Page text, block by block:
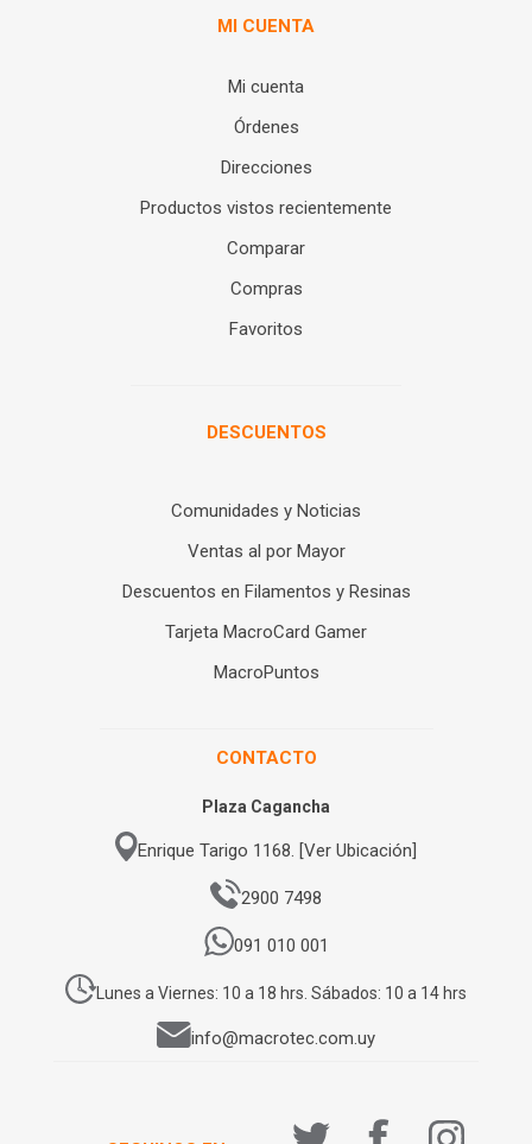
MI CUENTA
Mi cuenta
Órdenes
Direcciones
Productos vistos recientemente
Comparar
Compras
Favoritos
DESCUENTOS
Comunidades y Noticias
Ventas al por Mayor
Descuentos en Filamentos y Resinas
Tarjeta MacroCard Gamer
MacroPuntos
CONTACTO
Plaza Cagancha
Enrique Tarigo 1168. [Ver Ubicación]
2900 7498
091 010 001
Lunes a Viernes: 10 a 18 hrs. Sábados: 10 a 14 hrs
info@macrotec.com.uy